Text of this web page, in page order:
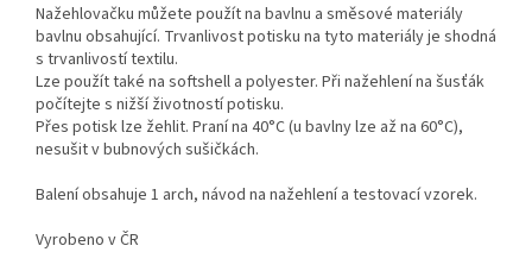
Nažehlovačku můžete použít na bavlnu a směsové materiály
bavlnu obsahující. Trvanlivost potisku na tyto materiály je shodná
s trvanlivostí textilu.
Lze použít také na softshell a polyester. Při nažehlení na šusťák
počítejte s nižší životností potisku.
Přes potisk lze žehlit. Praní na 40°C (u bavlny lze až na 60°C),
nesušit v bubnových sušičkách.
Balení obsahuje 1 arch, návod na nažehlení a testovací vzorek.
Vyrobeno v ČR